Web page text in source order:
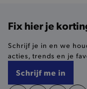
Fix hier je
Schrijf je in en we
acties, trends en je
Schrijf me in